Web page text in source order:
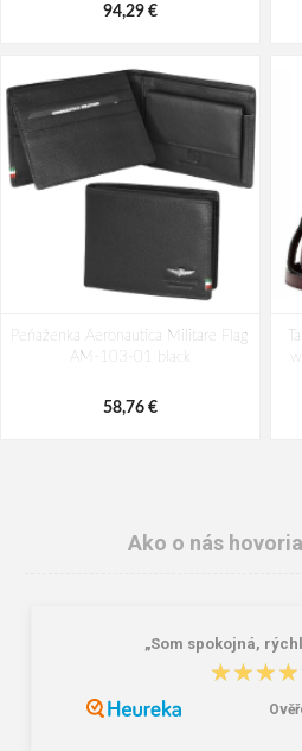
94,29 €
Peňaženka Aeronautica Militare Flag
AM-103-01 black
58,76 €
Ako o nás
„Som spokojná,